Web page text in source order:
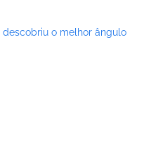
descobriu o melhor ângulo